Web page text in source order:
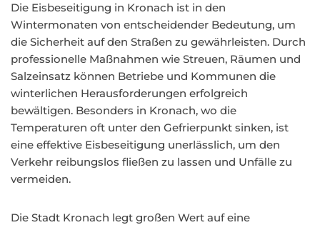
Die Eisbeseitigung in Kronach ist in den
Wintermonaten von entscheidender Bedeutung, um
die Sicherheit auf den Straßen zu gewährleisten. Durch
professionelle Maßnahmen wie Streuen, Räumen und
Salzeinsatz können Betriebe und Kommunen die
winterlichen Herausforderungen erfolgreich
bewältigen. Besonders in Kronach, wo die
Temperaturen oft unter den Gefrierpunkt sinken, ist
eine effektive Eisbeseitigung unerlässlich, um den
Verkehr reibungslos fließen zu lassen und Unfälle zu
vermeiden.
Die Stadt Kronach legt großen Wert auf eine